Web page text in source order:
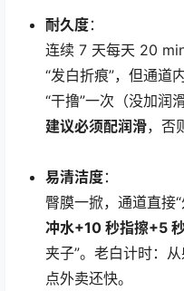
耐久度：
连续 7 天每天 20
“发白折痕”，但通道
“干撸”一次（没加润
建议必须配润滑，否
易清洁度：
臀膜一掀，通道直接“
冲水+10 秒指擦+5
夹子”。老白计时：
点外卖还快。